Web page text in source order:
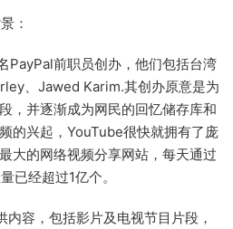
：
PayPal前职员创办，他们包括台湾
、Jawed Karim.其创办原意是为
，并逐渐成为网民的回忆储存库和
的兴起，YouTube很快就拥有了庞
大的网络视频分享网站，每天通过
已经超过1亿个。
容，包括影片及电视节目片段，